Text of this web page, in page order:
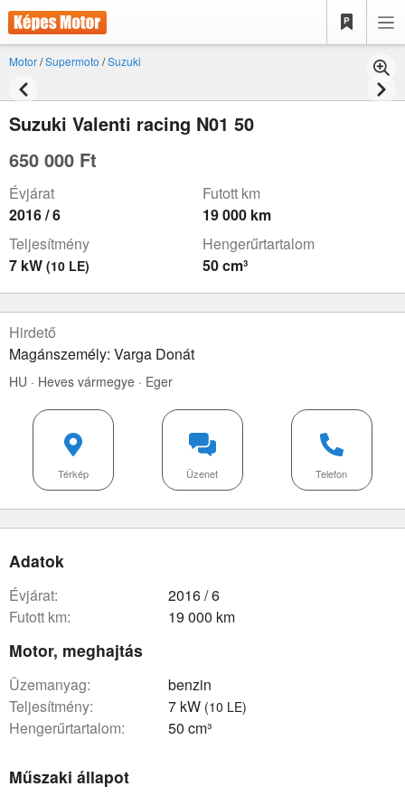
Motor/Supermoto /Suzuki
Suzuki Valenti racing N01 50
650 000 Ft
Évjárat
2016 / 6
Futott km
19 000 km
Teljesítmény
7 kW (10 LE)
Hengerűrtartalom
50 cm³
Hirdető
Magánszemély: Varga Donát
HU · Heves vármegye · Eger
Telefon
Üzenet
Térkép
Adatok
évjárat:
2016 / 6
futott km:
19 000 km
Motor, meghajtás
üzemanyag:
benzin
teljesítmény:
7 kW (10 LE)
hengerűrtartalom: 50 cm³
Műszaki állapot